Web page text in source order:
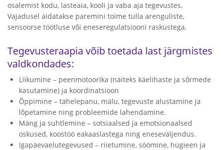
osalemist kodu, lasteaia, kooli ja vaba aja tegevustes.
Vajadusel aidatakse paremini toime tulla arenguliste,
sensoorse töötluse või eneseregulatsiooni raskustega.
Tegevusteraapia võib toetada last järgmistes
valdkondades:
Liikumine – peenmotoorika (näiteks käelihaste ja sõrmede
kasutamine) ja koordinatsioon
Õppimine – tähelepanu, mälu, tegevuste alustamine ja
lõpetamine ning probleemide lahendamine.
Mäng ja suhtlemine – sotsiaalsed ja emotsionaalsed
oskused, koostöö eakaaslastega ning eneseväljendus.
Igapäevaelutegevused – riietumine, söömine, hügieen ja